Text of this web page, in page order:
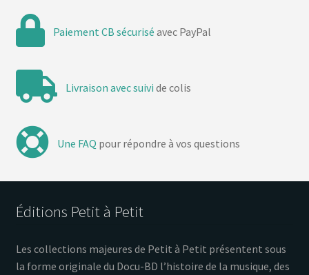
Paiement CB sécurisé avec PayPal
Livraison avec suivi de colis
Une FAQ pour répondre à vos questions
Éditions Petit à Petit
Les collections majeures de Petit à Petit présentent sous
la forme originale du Docu-BD l’histoire de la musique, des